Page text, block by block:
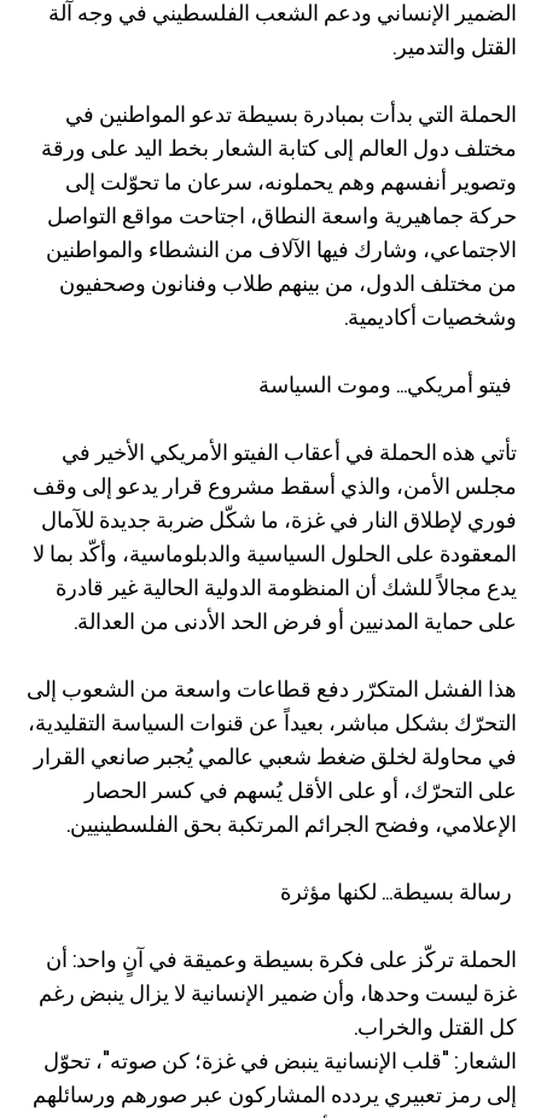
الضمير الإنساني ودعم الشعب الفلسطيني في وجه آلة
القتل والتدمير.
الحملة التي بدأت بمبادرة بسيطة تدعو المواطنين في
مختلف دول العالم إلى كتابة الشعار بخط اليد على ورقة
وتصوير أنفسهم وهم يحملونه، سرعان ما تحوّلت إلى
حركة جماهيرية واسعة النطاق، اجتاحت مواقع التواصل
الاجتماعي، وشارك فيها الآلاف من النشطاء والمواطنين
من مختلف الدول، من بينهم طلاب وفنانون وصحفيون
وشخصيات أكاديمية.
فيتو أمريكي... وموت السياسة
تأتي هذه الحملة في أعقاب الفيتو الأمريكي الأخير في
مجلس الأمن، والذي أسقط مشروع قرار يدعو إلى وقف
فوري لإطلاق النار في غزة، ما شكّل ضربة جديدة للآمال
المعقودة على الحلول السياسية والدبلوماسية، وأكّد بما لا
يدع مجالاً للشك أن المنظومة الدولية الحالية غير قادرة
على حماية المدنيين أو فرض الحد الأدنى من العدالة.
هذا الفشل المتكرّر دفع قطاعات واسعة من الشعوب إلى
التحرّك بشكل مباشر، بعيداً عن قنوات السياسة التقليدية،
في محاولة لخلق ضغط شعبي عالمي يُجبر صانعي القرار
على التحرّك، أو على الأقل يُسهم في كسر الحصار
الإعلامي، وفضح الجرائم المرتكبة بحق الفلسطينيين.
رسالة بسيطة... لكنها مؤثرة
الحملة تركّز على فكرة بسيطة وعميقة في آنٍ واحد: أن
غزة ليست وحدها، وأن ضمير الإنسانية لا يزال ينبض رغم
كل القتل والخراب.
الشعار: "قلب الإنسانية ينبض في غزة؛ كن صوته"، تحوّل
إلى رمز تعبيري يردده المشاركون عبر صورهم ورسائلهم